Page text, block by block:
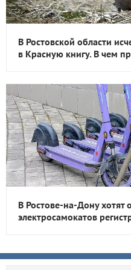
В Ростовской области
в Красную книгу. В чем
В Ростове-на-Дону хотят
электросамокатов